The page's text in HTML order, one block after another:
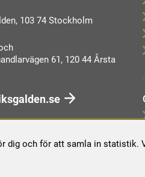
dig och för att samla in statistik.
103 74 Stockholm
61, 120 44 Årsta